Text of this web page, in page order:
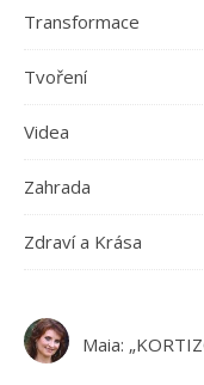
Transformace
Tvoření
Videa
Zahrada
Zdraví a Krása
Maia: